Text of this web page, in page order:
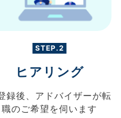
STEP.2
ヒアリング
録後、 アドバイザーが転
職のご希望を伺います